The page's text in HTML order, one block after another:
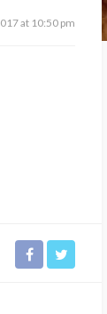
at 10:50 pm